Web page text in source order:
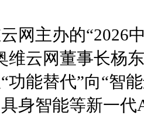
网主办的“2026
维云网董事长杨
功能替代”向“智
身智能等新一